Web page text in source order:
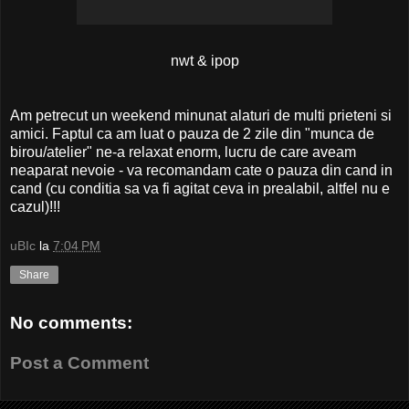
nwt & ipop
Am petrecut un weekend minunat alaturi de multi prieteni si
amici. Faptul ca am luat o pauza de 2 zile din "munca de
birou/atelier" ne-a relaxat enorm, lucru de care aveam
neaparat nevoie - va recomandam cate o pauza din cand in
cand (cu conditia sa va fi agitat ceva in prealabil, altfel nu e
cazul)!!!
uBIc la 7:04 PM
Share
No comments:
Post a Comment